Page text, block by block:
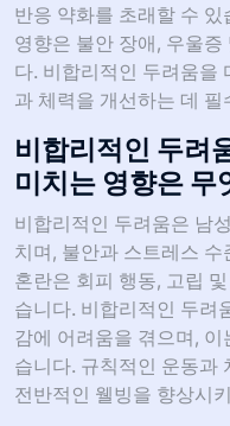
반응 약화를 초래할 수
영향은 불안 장애, 우울
다. 비합리적인 두려움을
과 체력을 개선하는 데 필
비합리적인 두려
미치는 영향은 무
비합리적인 두려움은 남
치며, 불안과 스트레스
혼란은 회피 행동, 고립
습니다. 비합리적인 두려
감에 어려움을 겪으며,
습니다. 규칙적인 운동과
전반적인 웰빙을 향상시